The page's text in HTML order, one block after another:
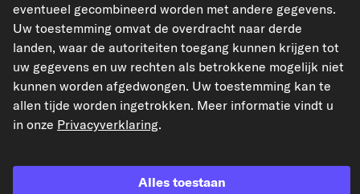
Onze verzendpartner
kfzteile24.de kfzteile24.at
eventueel gecombineerd worden met andere gegevens.
Uw toestemming omvat de overdracht naar derde
landen, waar de autoriteiten toegang kunnen krijgen tot
uw gegevens en uw rechten als betrokkene mogelijk niet
kunnen worden afgedwongen. Uw toestemming kan te
allen tijde worden ingetrokken. Meer informatie vindt u
in onze Privacyverklaring.
Alles toestaan